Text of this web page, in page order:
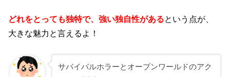
どれをとっても独特で、強い独自性がある という点が、
大きな魅力と言えるよ！
サバイバルホラーとオープンワールドのアク